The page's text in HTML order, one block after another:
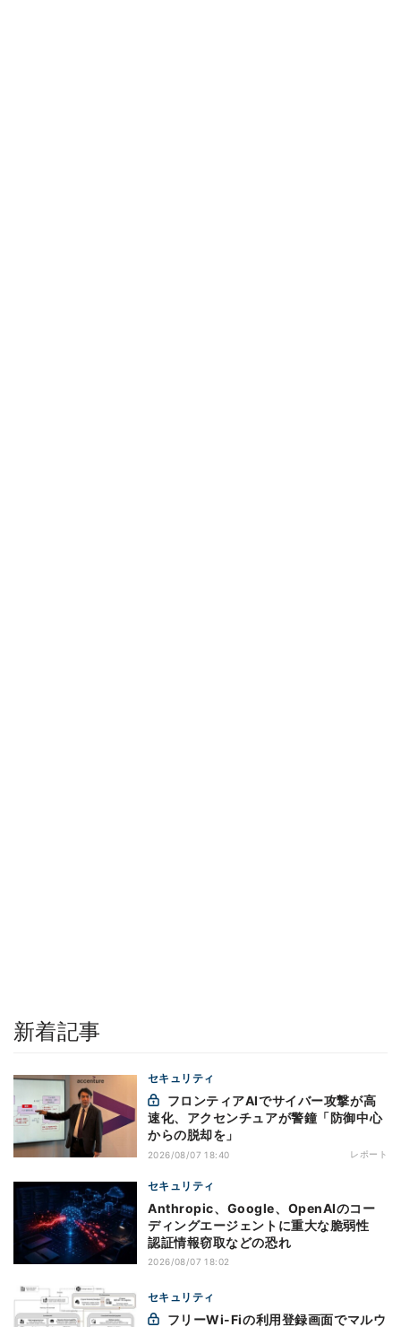
新着記事
セキュリティ
速化、アクセンチュアが警鐘「防御中心
からの脱却を」
2026/08/07 18:40 レポート
セキュリティ
Anthropic、Google、OpenAIのコー
ディングエージェントに重大な脆弱性
認証情報窃取などの恐れ
2026/08/07 18:02
セキュリティ